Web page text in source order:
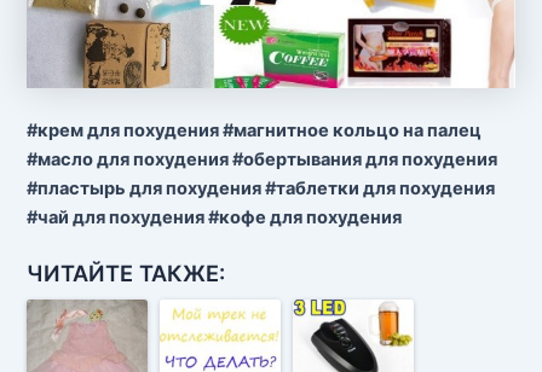
#крем для похудения #магнитное кольцо на палец
#масло для похудения #обертывания для похудения
#пластырь для похудения #таблетки для похудения
#чай для похудения #кофе для похудения
ЧИТАЙТЕ ТАКЖЕ: